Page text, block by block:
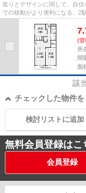
造りとデザインに関して、自
での移動がより便利になる、2
ら徒歩7分にある物件なので、...
(
所
間
面
該
チェックした物件
検討リストに追加
無料会員登録はこ
会員登録